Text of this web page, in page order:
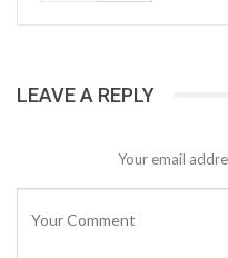
LEAVE A REPLY
Your email